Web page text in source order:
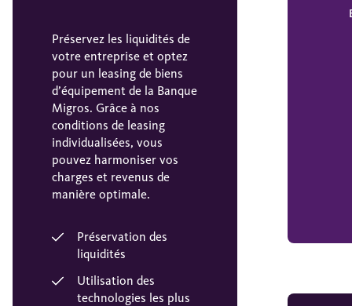
Préservez les liquidités de
votre entreprise et optez
pour un leasing de biens
d’équipement de la Banque
Migros. Grâce à nos
conditions de leasing
individualisées, vous
pouvez harmoniser vos
charges et revenus de
manière optimale.
Préservation des
liquidités
Utilisation des
technologies les plus